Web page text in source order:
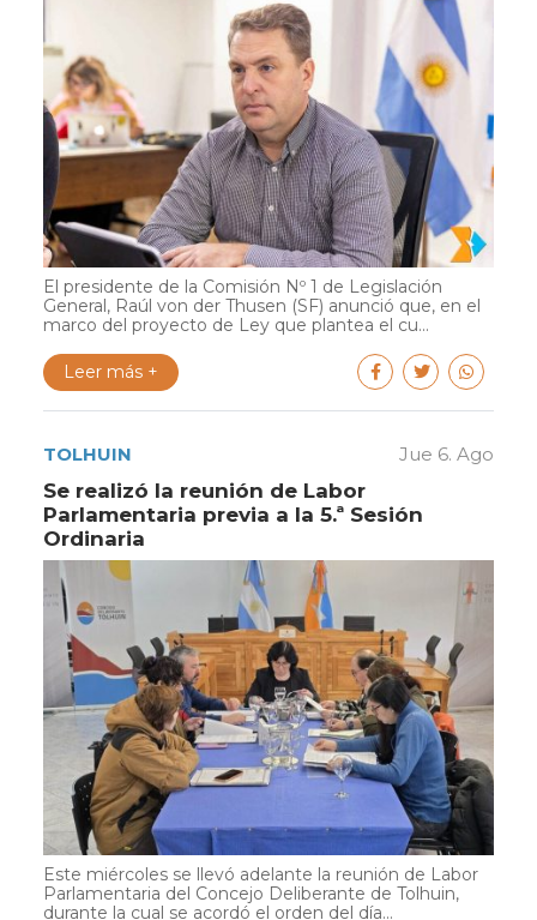
El presidente de la Comisión Nº 1 de Legislación
General, Raúl von der Thusen (SF) anunció que, en el
marco del proyecto de Ley que plantea el cu...
Leer más +
TOLHUIN Jue 6. Ago
Se realizó la reunión de Labor
Parlamentaria previa a la 5.ª Sesión
Ordinaria
Este miércoles se llevó adelante la reunión de Labor
Parlamentaria del Concejo Deliberante de Tolhuin,
durante la cual se acordó el orden del día...